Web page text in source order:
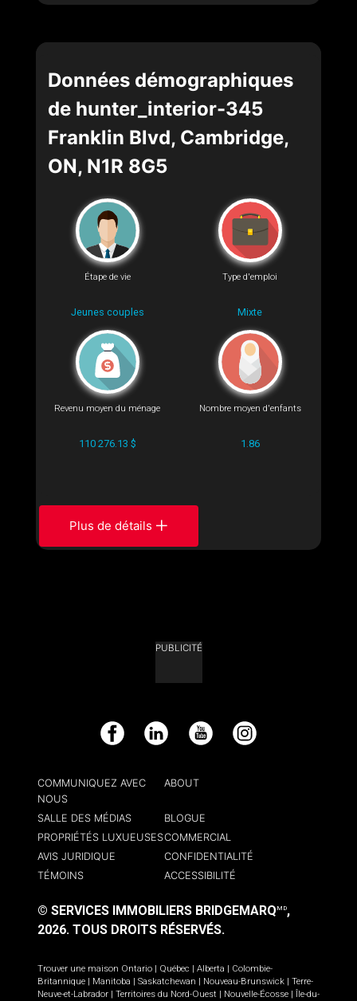
Données démographiques
de hunter_interior-345
Franklin Blvd, Cambridge,
ON, N1R 8G5
Étape de vie
Jeunes couples
Type d'emploi
Mixte
Revenu moyen du ménage
110 276.13 $
Nombre moyen d'enfants
1.86
Plus de détails
PUBLICITÉ
Facebook LinkedIn YouTube Instagram
COMMUNIQUEZ AVEC
NOUS
ABOUT
SALLE DES MÉDIAS
BLOGUE
PROPRIÉTÉS LUXUEUSESCOMMERCIAL
AVIS JURIDIQUE
CONFIDENTIALITÉ
TÉMOINS
ACCESSIBILITÉ
© SERVICES IMMOBILIERS BRIDGEMARQ MD,
2026. TOUS DROITS RÉSERVÉS.
Trouver une maison Ontario | Québec | Alberta | Colombie-
Britannique | Manitoba | Saskatchewan | Nouveau-Brunswick | Terre-
Neuve-et-Labrador | Territoires du Nord-Ouest | Nouvelle-Écosse | Île-du-